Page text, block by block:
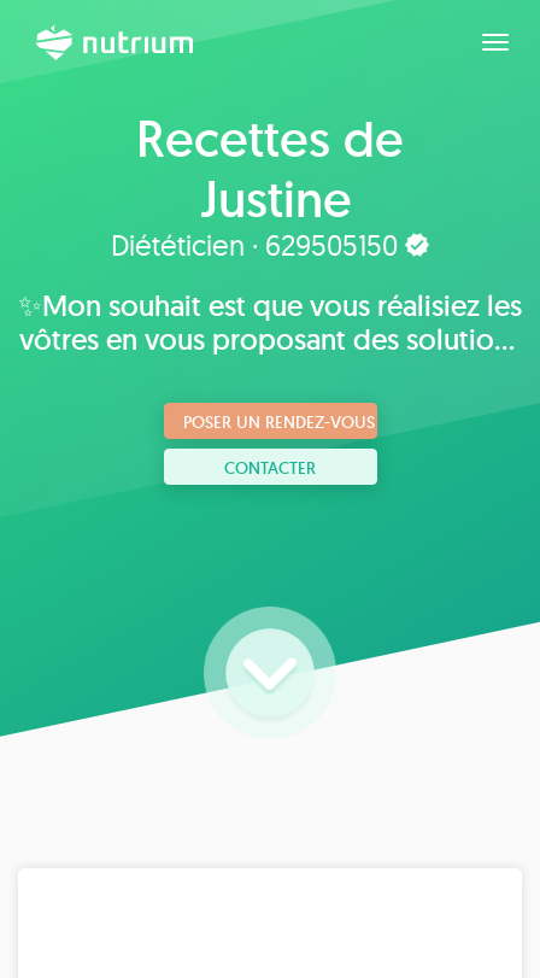
Recettes de
Justine
Diététicien · 629505150
✨Mon souhait est que vous réalisiez les
vôtres en vous proposant des solutions
habitudes et mode de vie.
POSER UN RENDEZ-VOUS
CONTACTER